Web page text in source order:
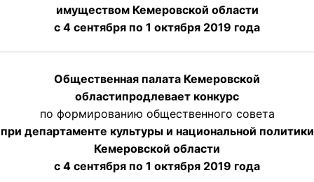
имуществом Кемеровской области
с 4 сентября по 1 октября 2019 года
Общественная палата Кемеровской
областипродлевает конкурс
по формированию общественного совета
при департаменте культуры и национальной политики
Кемеровской области
с 4 сентября по 1 октября 2019 года